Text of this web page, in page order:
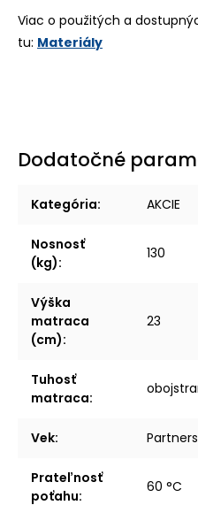
Viac o použitých a
tu: Materiály
Dodatočné
Kategória: AKCIE
Nosnosť
(kg):
130
Výška
matraca
(cm):
23
Tuhosť
matraca:
Vek:
Prateľnosť
poťahu:
60 °C